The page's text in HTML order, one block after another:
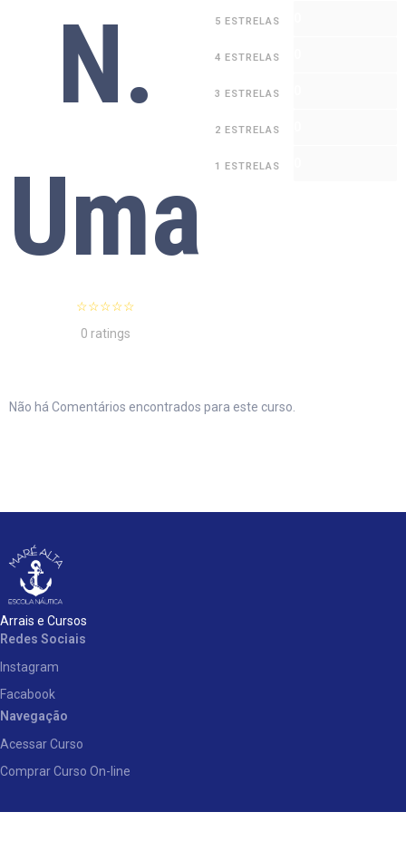
N.
Uma
0 ratings
5 ESTRELAS
4 ESTRELAS
3 ESTRELAS
2 ESTRELAS
1 ESTRELAS
Não há Comentários encontrados para este curso.
Arrais e Cursos
Redes Sociais
Instagram
Facabook
Navegação
Acessar Curso
Comprar Curso On-line